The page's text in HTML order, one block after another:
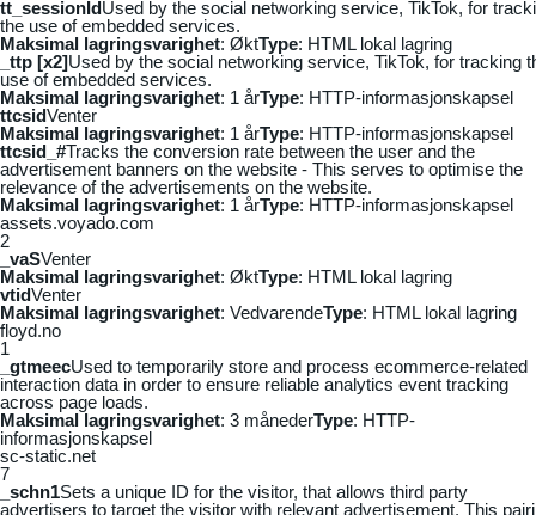
tt_sessionIdUsed by the social networking service, TikTok, for
the use of embedded services.
Maksimal lagringsvarighet: ØktType: HTML lokal lagring
_ttp [x2]Used by the social networking service, TikTok, for tracking
use of embedded services.
Maksimal lagringsvarighet: 1 årType: HTTP-informasjonskapsel
ttcsidVenter
Maksimal lagringsvarighet: 1 årType: HTTP-informasjonskapsel
ttcsid_#Tracks the conversion rate between the user and the
advertisement banners on the website - This serves to optimise the
relevance of the advertisements on the website.
Maksimal lagringsvarighet: 1 årType: HTTP-informasjonskapsel
assets.voyado.com
2
_vaSVenter
Maksimal lagringsvarighet: ØktType: HTML lokal lagring
vtidVenter
Maksimal lagringsvarighet: VedvarendeType: HTML lokal lagring
floyd.no
1
_gtmeecUsed to temporarily store and process ecommerce-related
interaction data in order to ensure reliable analytics event tracking
across page loads.
Maksimal lagringsvarighet: 3 månederType: HTTP-
informasjonskapsel
sc-static.net
7
_schn1Sets a unique ID for the visitor, that allows third party
advertisers to target the visitor with relevant advertisement. This